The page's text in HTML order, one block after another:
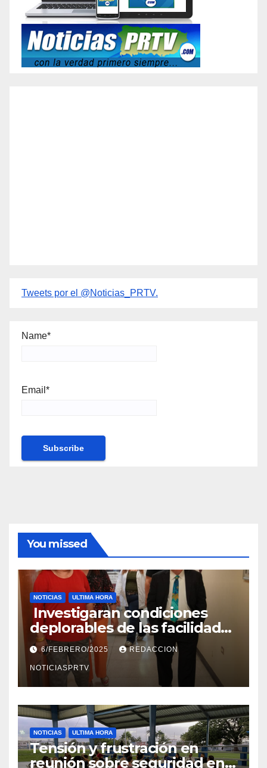
Tweets por el @Noticias_PRTV.
Name*
Email*
You missed
NOTICIAS ULTIMA HORA
Investigaran condiciones
deplorables de las facilidades
el Departamento de la Salud
en Mayagüez
6/FEBRERO/2025 REDACCION
NOTICIASPRTV
NOTICIAS ULTIMA HORA
Tensión y frustración en
reunión sobre seguridad en